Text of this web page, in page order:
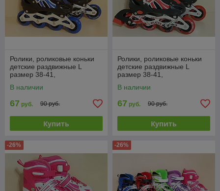
Ролики, роликовые коньки
детские раздвижные L
размер 38-41,
синие
В наличии
67 руб. 90 руб.
Купить
Ролики, роликовые коньки
детские раздвижные L
размер 38-41,
красные
В наличии
67 руб. 90 руб.
Купить
-26% -26%